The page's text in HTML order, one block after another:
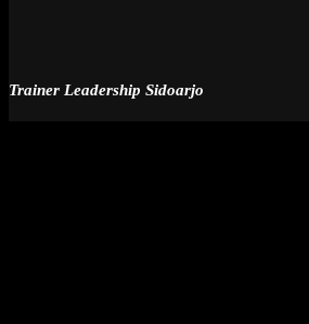
Trainer Leadership Sidoarjo